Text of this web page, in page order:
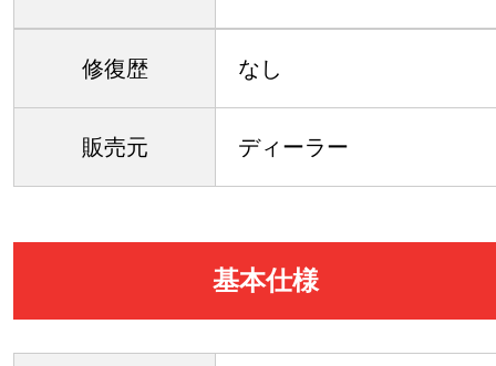
修復歴 なし
販売元 ディーラー
基本仕様